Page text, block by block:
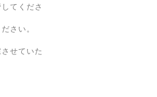
てくださ
さい。
せていた